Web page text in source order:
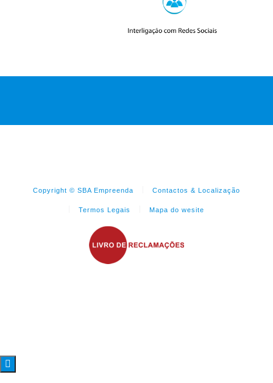
Copyright © SBA Empreenda Contactos & Localização
Termos Legais Mapa do wesite
